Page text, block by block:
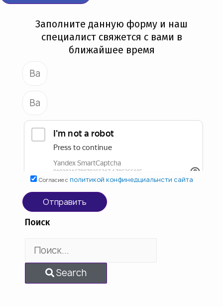
Заполните данную форму и наш
специалист свяжется с вами в
ближайшее время
Согласие с политикой конфинедциальнсти сайта
Отправить
Поиск
Search